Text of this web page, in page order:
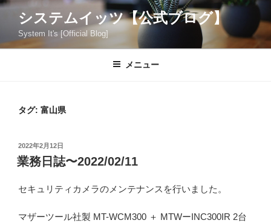
コ
ン
システムイッツ【公式ブログ】
System It's [Official Blog]
メニュー
タグ: 富山県
投
稿
日:
2022年2月12日
業務日誌〜2022/02/11
セキュリティカメラのメンテナンスを行いました。
マザーツール社製 MT-WCM300 ＋ MTWーINC300IR 2台